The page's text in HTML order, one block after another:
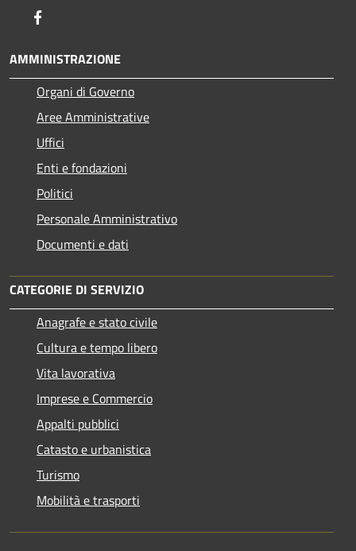
AMMINISTRAZIONE
Organi di Governo
Aree Amministrative
Uffici
Enti e fondazioni
Politici
Personale Amministrativo
Documenti e dati
CATEGORIE DI SERVIZIO
Anagrafe e stato civile
Cultura e tempo libero
Vita lavorativa
Imprese e Commercio
Appalti pubblici
Catasto e urbanistica
Turismo
Mobilità e trasporti